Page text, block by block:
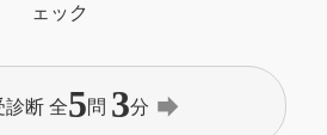
ェック
診断 全5問 3分 forward